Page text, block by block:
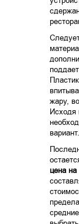
жару,
Исходя
вариант.
цена на